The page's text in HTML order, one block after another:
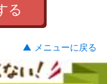
る
▲ メニューに戻る